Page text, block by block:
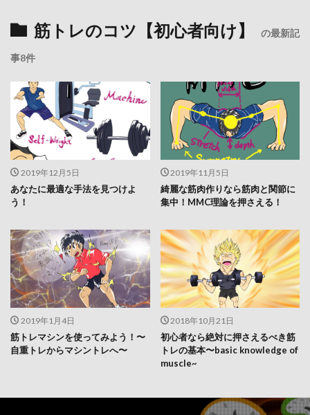
筋トレのコツ【初心者向け】 の最新記
事8件
2019年12月5日
あなたに最適な手法を見つけよ
う！
2019年11月5日
綺麗な筋肉作りなら筋肉と関節に
集中！MMC理論を押さえる！
2019年1月4日
筋トレマシンを使ってみよう！〜
自重トレからマシントレへ〜
2018年10月21日
初心者なら絶対に押さえるべき筋
トレの基本〜basic knowledge of
muscle~